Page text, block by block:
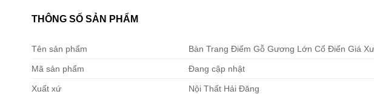
THÔNG SỐ SẢN PHẨM
Tên sản phẩm Bàn Trang Điểm Gỗ Gương Lớn Cổ Điển Giá
Mã sản phẩm Đang cập nhật
Xuất xứ Nội Thất Hải Đăng